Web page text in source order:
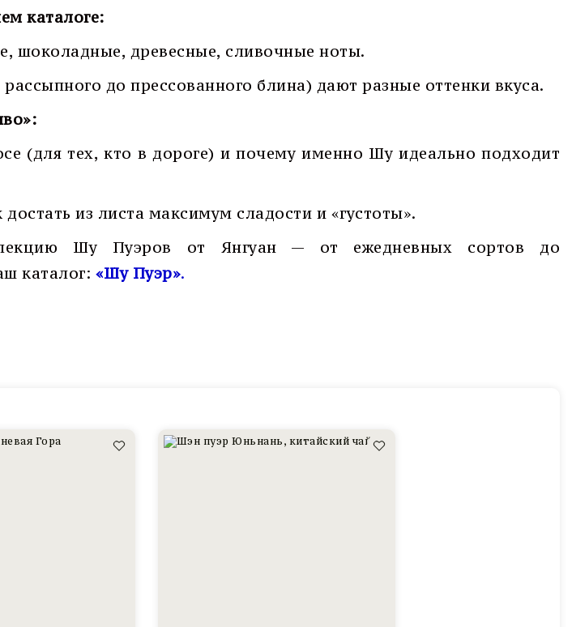
каталоге:
шоколадные, древесные, сливочные ноты.
до прессованного блина) дают разные оттенки вкуса.
(для тех, кто в дороге) и почему именно Шу идеально подходит
из листа максимум сладости и «густоты».
Шу Пуэров от Янгуан — от ежедневных сортов до
каталог: «Шу Пуэр».
Шэн
Пуэр